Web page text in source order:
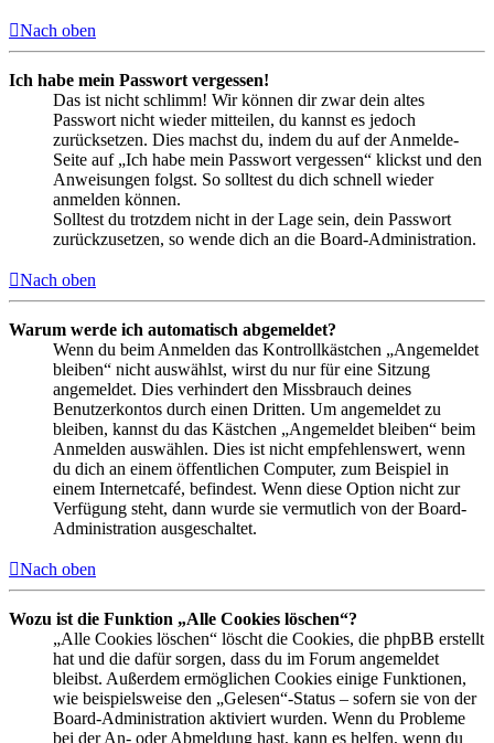
Nach oben
Ich habe mein Passwort vergessen!
Das ist nicht schlimm! Wir können dir zwar dein altes
Passwort nicht wieder mitteilen, du kannst es jedoch
zurücksetzen. Dies machst du, indem du auf der Anmelde-
Seite auf „Ich habe mein Passwort vergessen“ klickst und den
Anweisungen folgst. So solltest du dich schnell wieder
anmelden können.
Solltest du trotzdem nicht in der Lage sein, dein Passwort
zurückzusetzen, so wende dich an die Board-Administration.
Nach oben
Warum werde ich automatisch abgemeldet?
Wenn du beim Anmelden das Kontrollkästchen „Angemeldet
bleiben“ nicht auswählst, wirst du nur für eine Sitzung
angemeldet. Dies verhindert den Missbrauch deines
Benutzerkontos durch einen Dritten. Um angemeldet zu
bleiben, kannst du das Kästchen „Angemeldet bleiben“ beim
Anmelden auswählen. Dies ist nicht empfehlenswert, wenn
du dich an einem öffentlichen Computer, zum Beispiel in
einem Internetcafé, befindest. Wenn diese Option nicht zur
Verfügung steht, dann wurde sie vermutlich von der Board-
Administration ausgeschaltet.
Nach oben
Wozu ist die Funktion „Alle Cookies löschen“?
„Alle Cookies löschen“ löscht die Cookies, die phpBB erstellt
hat und die dafür sorgen, dass du im Forum angemeldet
bleibst. Außerdem ermöglichen Cookies einige Funktionen,
wie beispielsweise den „Gelesen“-Status – sofern sie von der
Board-Administration aktiviert wurden. Wenn du Probleme
bei der An- oder Abmeldung hast, kann es helfen, wenn du